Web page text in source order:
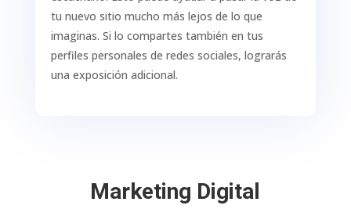
tu nuevo sitio mucho más lejos de lo que
imaginas. Si lo compartes también en tus
perfiles personales de redes sociales, lograrás
una exposición adicional.
Marketing Digital